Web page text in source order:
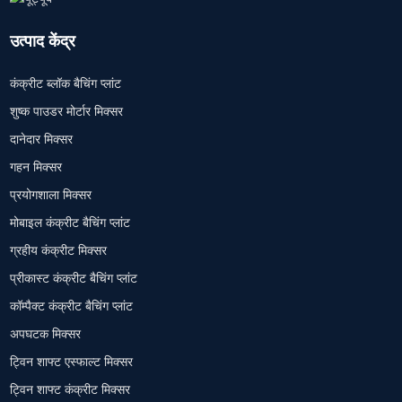
उत्पाद केंद्र
कंक्रीट ब्लॉक बैचिंग प्लांट
शुष्क पाउडर मोर्टार मिक्सर
दानेदार मिक्सर
गहन मिक्सर
प्रयोगशाला मिक्सर
मोबाइल कंक्रीट बैचिंग प्लांट
ग्रहीय कंक्रीट मिक्सर
प्रीकास्ट कंक्रीट बैचिंग प्लांट
कॉम्पैक्ट कंक्रीट बैचिंग प्लांट
अपघटक मिक्सर
ट्विन शाफ्ट एस्फाल्ट मिक्सर
ट्विन शाफ्ट कंक्रीट मिक्सर